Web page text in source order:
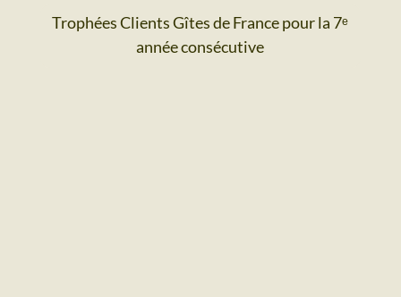
Trophées Clients Gîtes de Francepour la 7ᵉ
année consécutive